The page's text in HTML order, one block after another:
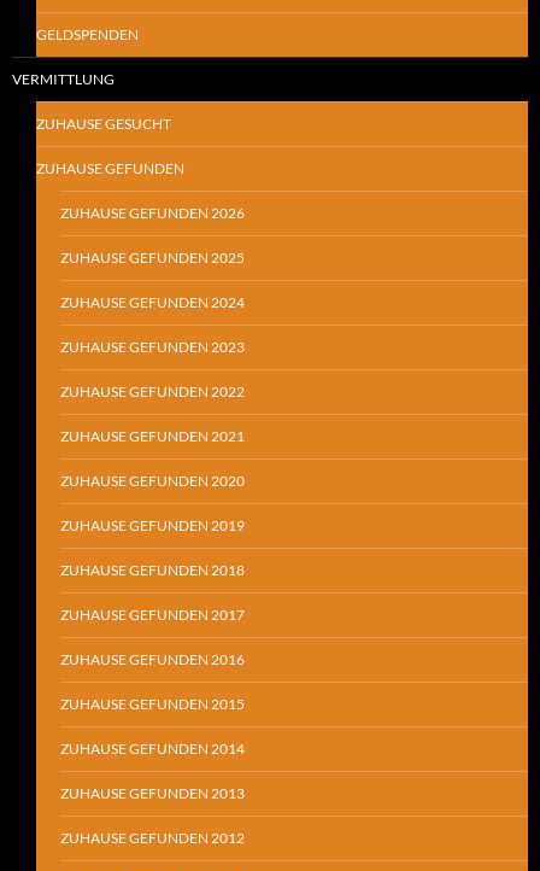
GELDSPENDEN
VERMITTLUNG
ZUHAUSE GESUCHT
ZUHAUSE GEFUNDEN
ZUHAUSE GEFUNDEN 2026
ZUHAUSE GEFUNDEN 2025
ZUHAUSE GEFUNDEN 2024
ZUHAUSE GEFUNDEN 2023
ZUHAUSE GEFUNDEN 2022
ZUHAUSE GEFUNDEN 2021
ZUHAUSE GEFUNDEN 2020
ZUHAUSE GEFUNDEN 2019
ZUHAUSE GEFUNDEN 2018
ZUHAUSE GEFUNDEN 2017
ZUHAUSE GEFUNDEN 2016
ZUHAUSE GEFUNDEN 2015
ZUHAUSE GEFUNDEN 2014
ZUHAUSE GEFUNDEN 2013
ZUHAUSE GEFUNDEN 2012